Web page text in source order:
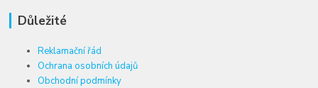
Důležité
Reklamační řád
Ochrana osobních údajů
Obchodní podmínky